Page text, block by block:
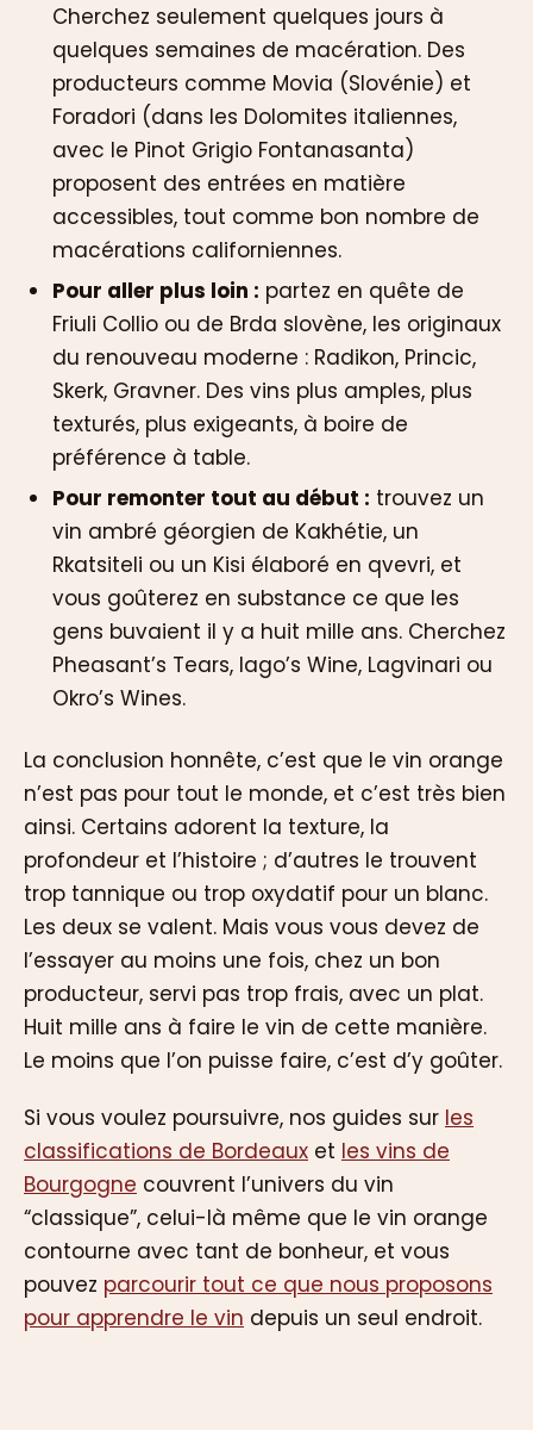
Cherchez seulement quelques jours à
quelques semaines de macération. Des
producteurs comme Movia (Slovénie) et
Foradori (dans les Dolomites italiennes,
avec le Pinot Grigio Fontanasanta)
proposent des entrées en matière
accessibles, tout comme bon nombre de
macérations californiennes.
Pour aller plus loin : partez en quête de
Friuli Collio ou de Brda slovène, les originaux
du renouveau moderne : Radikon, Princic,
Skerk, Gravner. Des vins plus amples, plus
texturés, plus exigeants, à boire de
préférence à table.
Pour remonter tout au début : trouvez un
vin ambré géorgien de Kakhétie, un
Rkatsiteli ou un Kisi élaboré en qvevri, et
vous goûterez en substance ce que les
gens buvaient il y a huit mille ans. Cherchez
Pheasant’s Tears, Iago’s Wine, Lagvinari ou
Okro’s Wines.
La conclusion honnête, c’est que le vin orange
n’est pas pour tout le monde, et c’est très bien
ainsi. Certains adorent la texture, la
profondeur et l’histoire ; d’autres le trouvent
trop tannique ou trop oxydatif pour un blanc.
Les deux se valent. Mais vous vous devez de
l’essayer au moins une fois, chez un bon
producteur, servi pas trop frais, avec un plat.
Huit mille ans à faire le vin de cette manière.
Le moins que l’on puisse faire, c’est d’y goûter.
Si vous voulez poursuivre, nos guides sur les
classifications de Bordeaux et les vins de
Bourgogne couvrent l’univers du vin
“classique”, celui-là même que le vin orange
contourne avec tant de bonheur, et vous
pouvez parcourir tout ce que nous proposons
pour apprendre le vin depuis un seul endroit.